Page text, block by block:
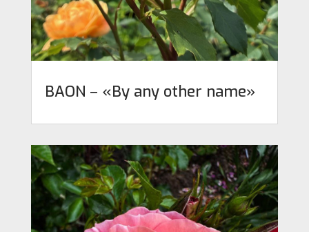
BAON – «By any other name»